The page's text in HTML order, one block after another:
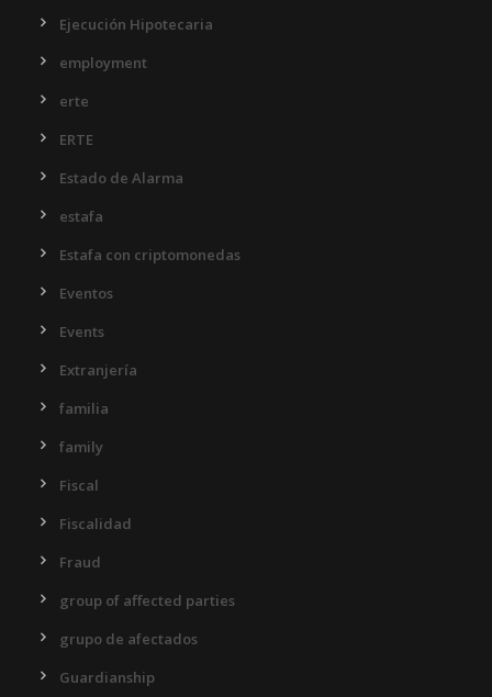
Ejecución Hipotecaria
employment
erte
ERTE
Estado de Alarma
estafa
Estafa con criptomonedas
Eventos
Events
Extranjería
familia
family
Fiscal
Fiscalidad
Fraud
group of affected parties
grupo de afectados
Guardianship